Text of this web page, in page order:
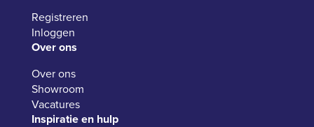
Registreren
Inloggen
Over ons
Over ons
Showroom
Vacatures
Inspiratie en hulp